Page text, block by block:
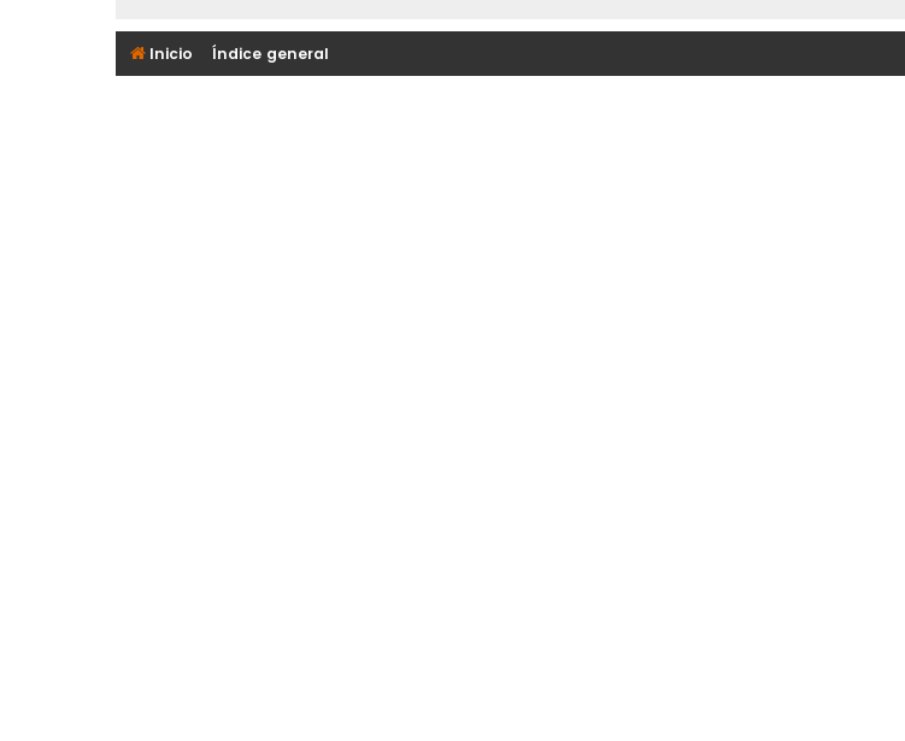
Inicio Índice general